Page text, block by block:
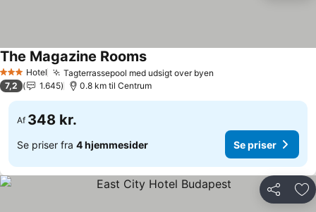
3 StjernerHotel Tagterrassepool med udsigt over byen
The Magazine Rooms
7,2 1.645 0.8 km til Centrum
Af 348 kr.
Se priser fra 4 hjemmesider Se priser
Del